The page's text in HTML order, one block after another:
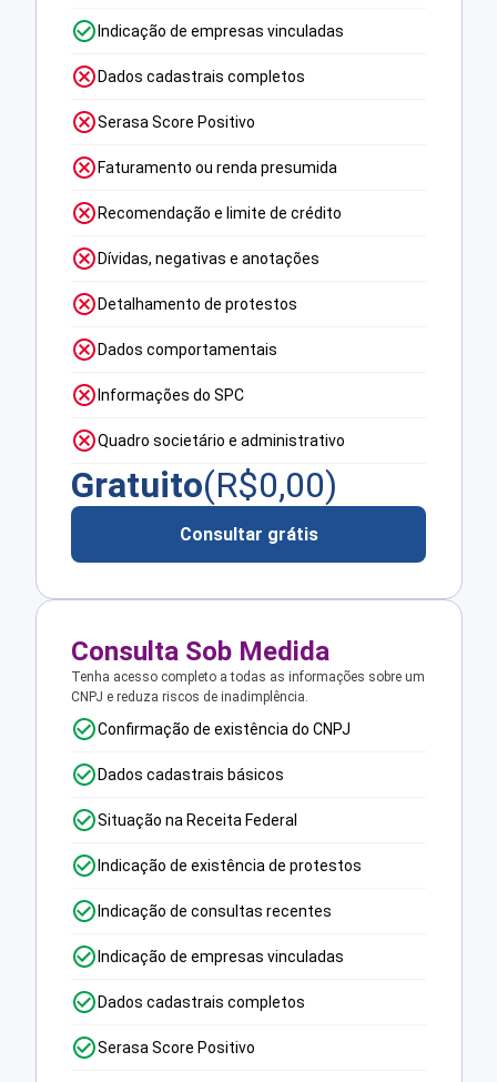
Indicação de empresas vinculadas
Dados cadastrais completos
Serasa Score Positivo
Faturamento ou renda presumida
Recomendação e limite de crédito
Dívidas, negativas e anotações
Detalhamento de protestos
Dados comportamentais
Informações do SPC
Quadro societário e administrativo
Gratuito(R$0,00)
Consultar grátis
Consulta Sob Medida
Tenha acesso completo a todas as informações sobre um
CNPJ e reduza riscos de inadimplência.
Confirmação de existência do CNPJ
Dados cadastrais básicos
Situação na Receita Federal
Indicação de existência de protestos
Indicação de consultas recentes
Indicação de empresas vinculadas
Dados cadastrais completos
Serasa Score Positivo